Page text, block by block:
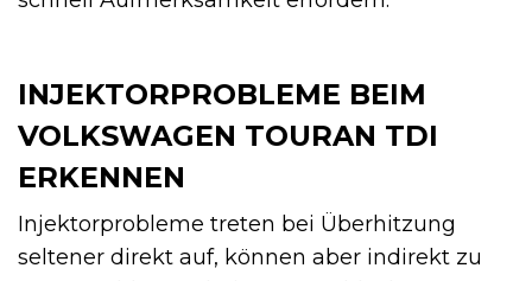
INJEKTORPROBLEME BEIM
VOLKSWAGEN TOURAN TDI
ERKENNEN
Injektorprobleme treten bei Überhitzung
seltener direkt auf, können aber indirekt zu